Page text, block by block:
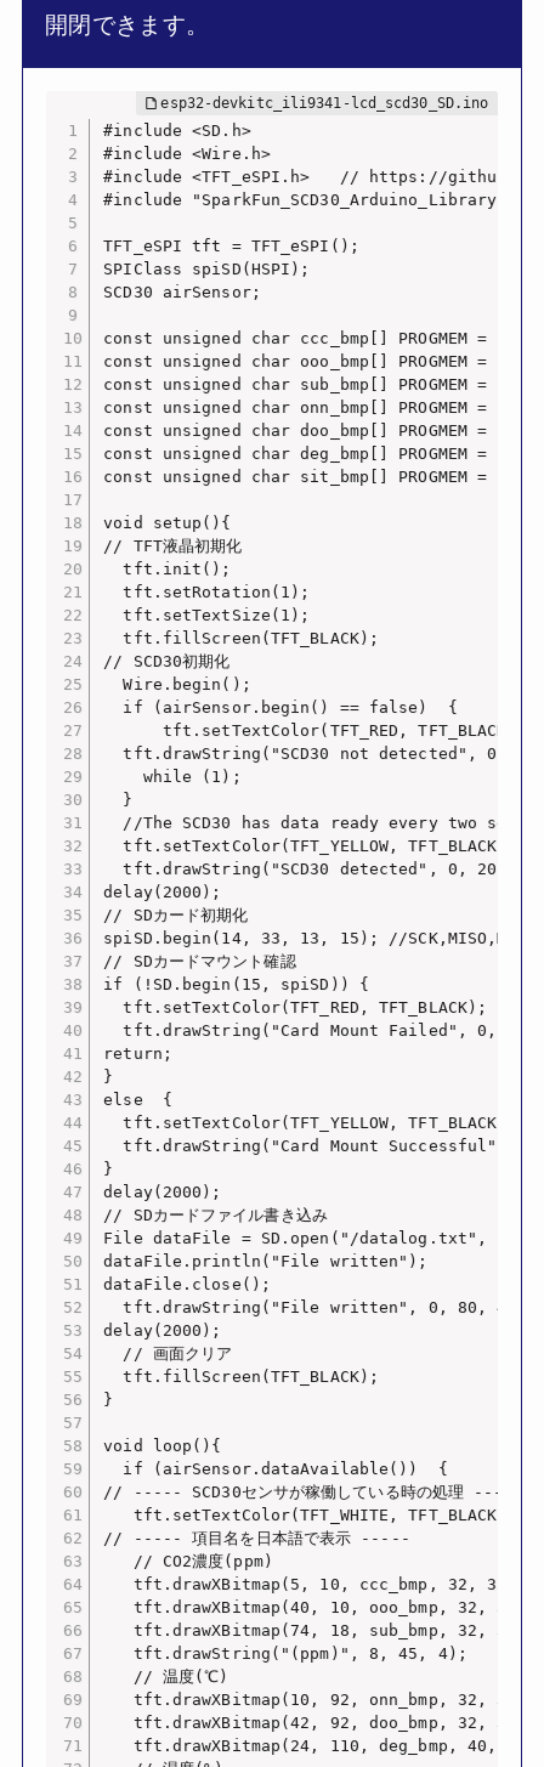
開閉できます。
#include <SD.h>
#include <Wire.h>
#include <TFT_eSPI.h>   // https://github.com/
#include
TFT_eSPI tft = TFT_eSPI();
SPIClass spiSD(HSPI);
SCD30 airSensor;
const unsigned char ccc_bmp[] PROGMEM
const unsigned char ooo_bmp[] PROGMEM
const unsigned char sub_bmp[] PROGMEM
const unsigned char onn_bmp[] PROGMEM
const unsigned char doo_bmp[] PROGMEM
const unsigned char deg_bmp[] PROGMEM
const unsigned char sit_bmp[] PROGMEM =
void setup(){
// TFT液晶初期化
  tft.init();
  tft.setRotation(1);
  tft.setTextSize(1);
  tft.fillScreen(TFT_BLACK);
// SCD30初期化
  Wire.begin();
  if (airSensor.begin() == false)  {
      tft.setTextColor(TFT_RED, TFT_BLACK);
tft.drawString("SCD30 not detected", 0,
    while (1);
  }
//The SCD30 has data ready every two
  tft.setTextColor(TFT_YELLOW, TFT_BLACK);
tft.drawString("SCD30 detected", 0, 20,
delay(2000);
// SDカード初期化
spiSD.begin(14, 33, 13, 15); //
// SDカードマウント確認
if (!SD.begin(15, spiSD)) {
  tft.setTextColor(TFT_RED, TFT_BLACK);
tft.drawString("Card Mount Failed", 0, 50,
return;
}
else  {
  tft.setTextColor(TFT_YELLOW, TFT_BLACK);
tft.drawString("Card Mount Successful", 0,
}
delay(2000);
// SDカードファイル書き込み
File dataFile = SD.open("/datalog.txt",
dataFile.println("File written");
dataFile.close();
  tft.drawString("File written", 0, 80, 4);
delay(2000);
  // 画面クリア
  tft.fillScreen(TFT_BLACK);
}
void loop(){
  if (airSensor.dataAvailable())  {
// ----- SCD30センサが稼働している時の処理 -----
   tft.setTextColor(TFT_WHITE, TFT_BLACK);
// ----- 項目名を日本語で表示 -----
   // CO2濃度(ppm)
tft.drawXBitmap(5, 10, ccc_bmp, 32, 32,
tft.drawXBitmap(40, 10, ooo_bmp, 32, 32,
tft.drawXBitmap(74, 18, sub_bmp, 32, 32,
   tft.drawString("(ppm)", 8, 45, 4);
   // 温度(℃)
tft.drawXBitmap(10, 92, onn_bmp, 32, 32,
tft.drawXBitmap(42, 92, doo_bmp, 32, 32,
tft.drawXBitmap(24, 110, deg_bmp, 40, 40,